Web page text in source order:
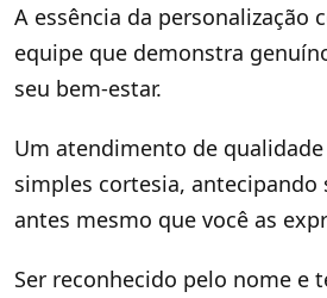
A essência da personalização
equipe que demonstra
seu bem-estar.
Um atendimento de
simples cortesia, antecipando
antes mesmo que você as
Ser reconhecido pelo nome e